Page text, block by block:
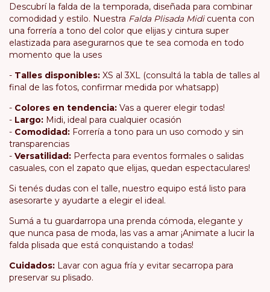
Descubrí la falda de la temporada, diseñada para combinar
comodidad y estilo. Nuestra Falda Plisada Midi cuenta con
una forrería a tono del color que elijas y cintura super
elastizada para asegurarnos que te sea comoda en todo
momento que la uses
- Talles disponibles: XS al 3XL (consultá la tabla de talles al
final de las fotos, confirmar medida por whatsapp)
- Colores en tendencia: Vas a querer elegir todas!
- Largo: Midi, ideal para cualquier ocasión
- Comodidad: Forrería a tono para un uso comodo y sin
transparencias
- Versatilidad: Perfecta para eventos formales o salidas
casuales, con el zapato que elijas, quedan espectaculares!
Si tenés dudas con el talle, nuestro equipo está listo para
asesorarte y ayudarte a elegir el ideal.
Sumá a tu guardarropa una prenda cómoda, elegante y
que nunca pasa de moda, las vas a amar ¡Animate a lucir la
falda plisada que está conquistando a todas!
Cuidados: Lavar con agua fría y evitar secarropa para
preservar su plisado.